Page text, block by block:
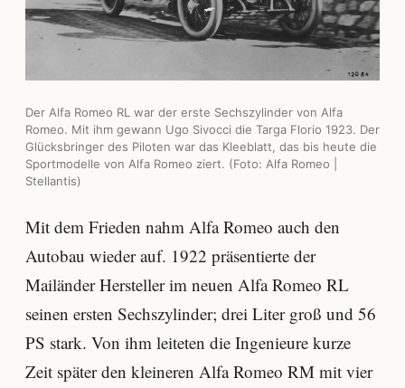
Der Alfa Romeo RL war der erste Sechszylinder von Alfa
Romeo. Mit ihm gewann Ugo Sivocci die Targa Florio 1923. Der
Glücksbringer des Piloten war das Kleeblatt, das bis heute die
Sportmodelle von Alfa Romeo ziert. (Foto: Alfa Romeo |
Stellantis)
Mit dem Frieden nahm Alfa Romeo auch den
Autobau wieder auf. 1922 präsentierte der
Mailänder Hersteller im neuen Alfa Romeo RL
seinen ersten Sechszylinder; drei Liter groß und 56
PS stark. Von ihm leiteten die Ingenieure kurze
Zeit später den kleineren Alfa Romeo RM mit vier